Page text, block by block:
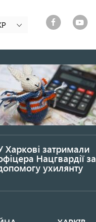
Харкові затримали
Нацгвардії за
ухилянту